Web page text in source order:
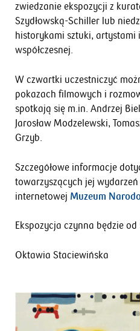
zwiedzanie ekspozycji z
Szydłowską-Schiller lub
historykami sztuki, artystami
współczesnej.
W czwartki uczestniczyć
pokazach filmowych i
spotkają się m.in. Andrzej
Jarosław Modzelewski,
Grzyb.
Szczegółowe informacje
towarzyszących jej
internetowej Muzeum
Ekspozycja czynna będzie
Oktawia Staciewińska